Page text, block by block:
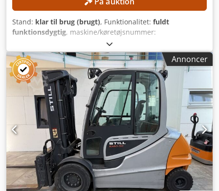
Stand: klar til brug (brugt), Funktionalitet: fuldt
funktionsdygtig, maskine/køretøjsnummer:
, Produktionsår:
løftekapacitet:5.000 kg, løftehøjde:3.700 mm,
brændstoftype:elektrisk, mastetype:duplex,
gaffellængde:2.390 mm, TEKNISKE DETALJER
Løftekapacitet: 5.000 kg Løftehøjde: 3.700 mm Frihøjde:
2.580 mm Gaflængde: 2.390 mm Minimum gaflbredde: 410
mm Maksimal gaflbredde: 1.300 mm MASKINDETALJER
Antal hjul: 4 Masttype: Duplex Drivtype: Elektrisk
Driftstimer: 10.333 timer Dimensioner og vægt
Dimensioner (L x B x H): 2.896 x 1.399 x 2.570 mm
Egenvægt: 7.025 kg Batteritype: 6 PZS 930 Batteriets
produktionsår: 2019 Batterikapacitet: 930 Ah
Batterispænding: 80 V Driftstimer: 10.333 timer UDSTYR
Sideforskydning Csdpfezrmmlox Afperf Gafljustering Ikke-
markerende dæk Fuld kabine Arbejdslys Varme
Annoncer